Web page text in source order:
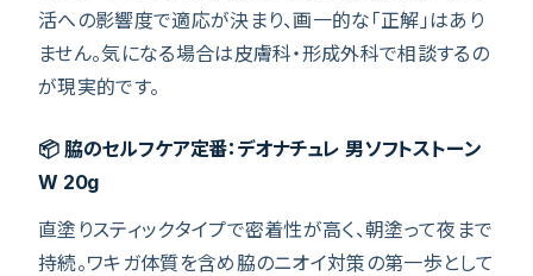
活への影響度で適応が決まり、画一的な「正解」はあり
ません。気になる場合は皮膚科・形成外科で相談するの
が現実的です。
📦 脇のセルフケア定番：デオナチュレ 男ソフトストーン
W 20g
直塗りスティックタイプで密着性が高く、朝塗って夜まで
持続。ワキガ体質を含め脇のニオイ対策の第一歩として